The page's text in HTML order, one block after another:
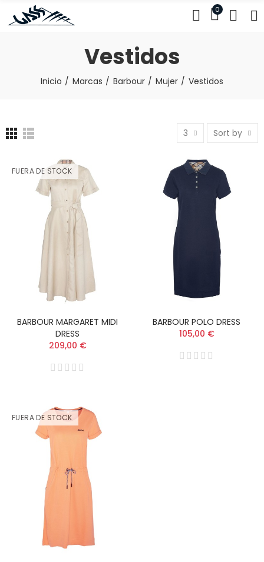
0
Vestidos
Inicio Marcas Barbour Mujer Vestidos
3 Sort by
FUERA DE STOCK
BARBOUR MARGARET MIDI
DRESS
209,00 €
BARBOUR POLO DRESS
105,00 €
FUERA DE STOCK